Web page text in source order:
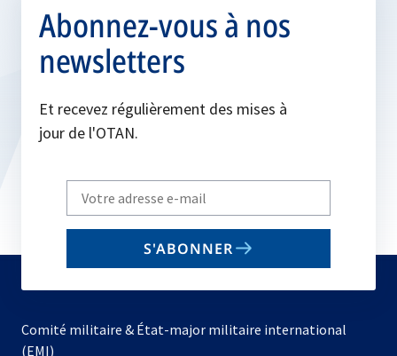
Abonnez-vous à nos
newsletters
Et recevez régulièrement des mises à
jour de l'OTAN.
Write
your
email
S'ABONNER
Comité militaire & État-major militaire international
(EMI)